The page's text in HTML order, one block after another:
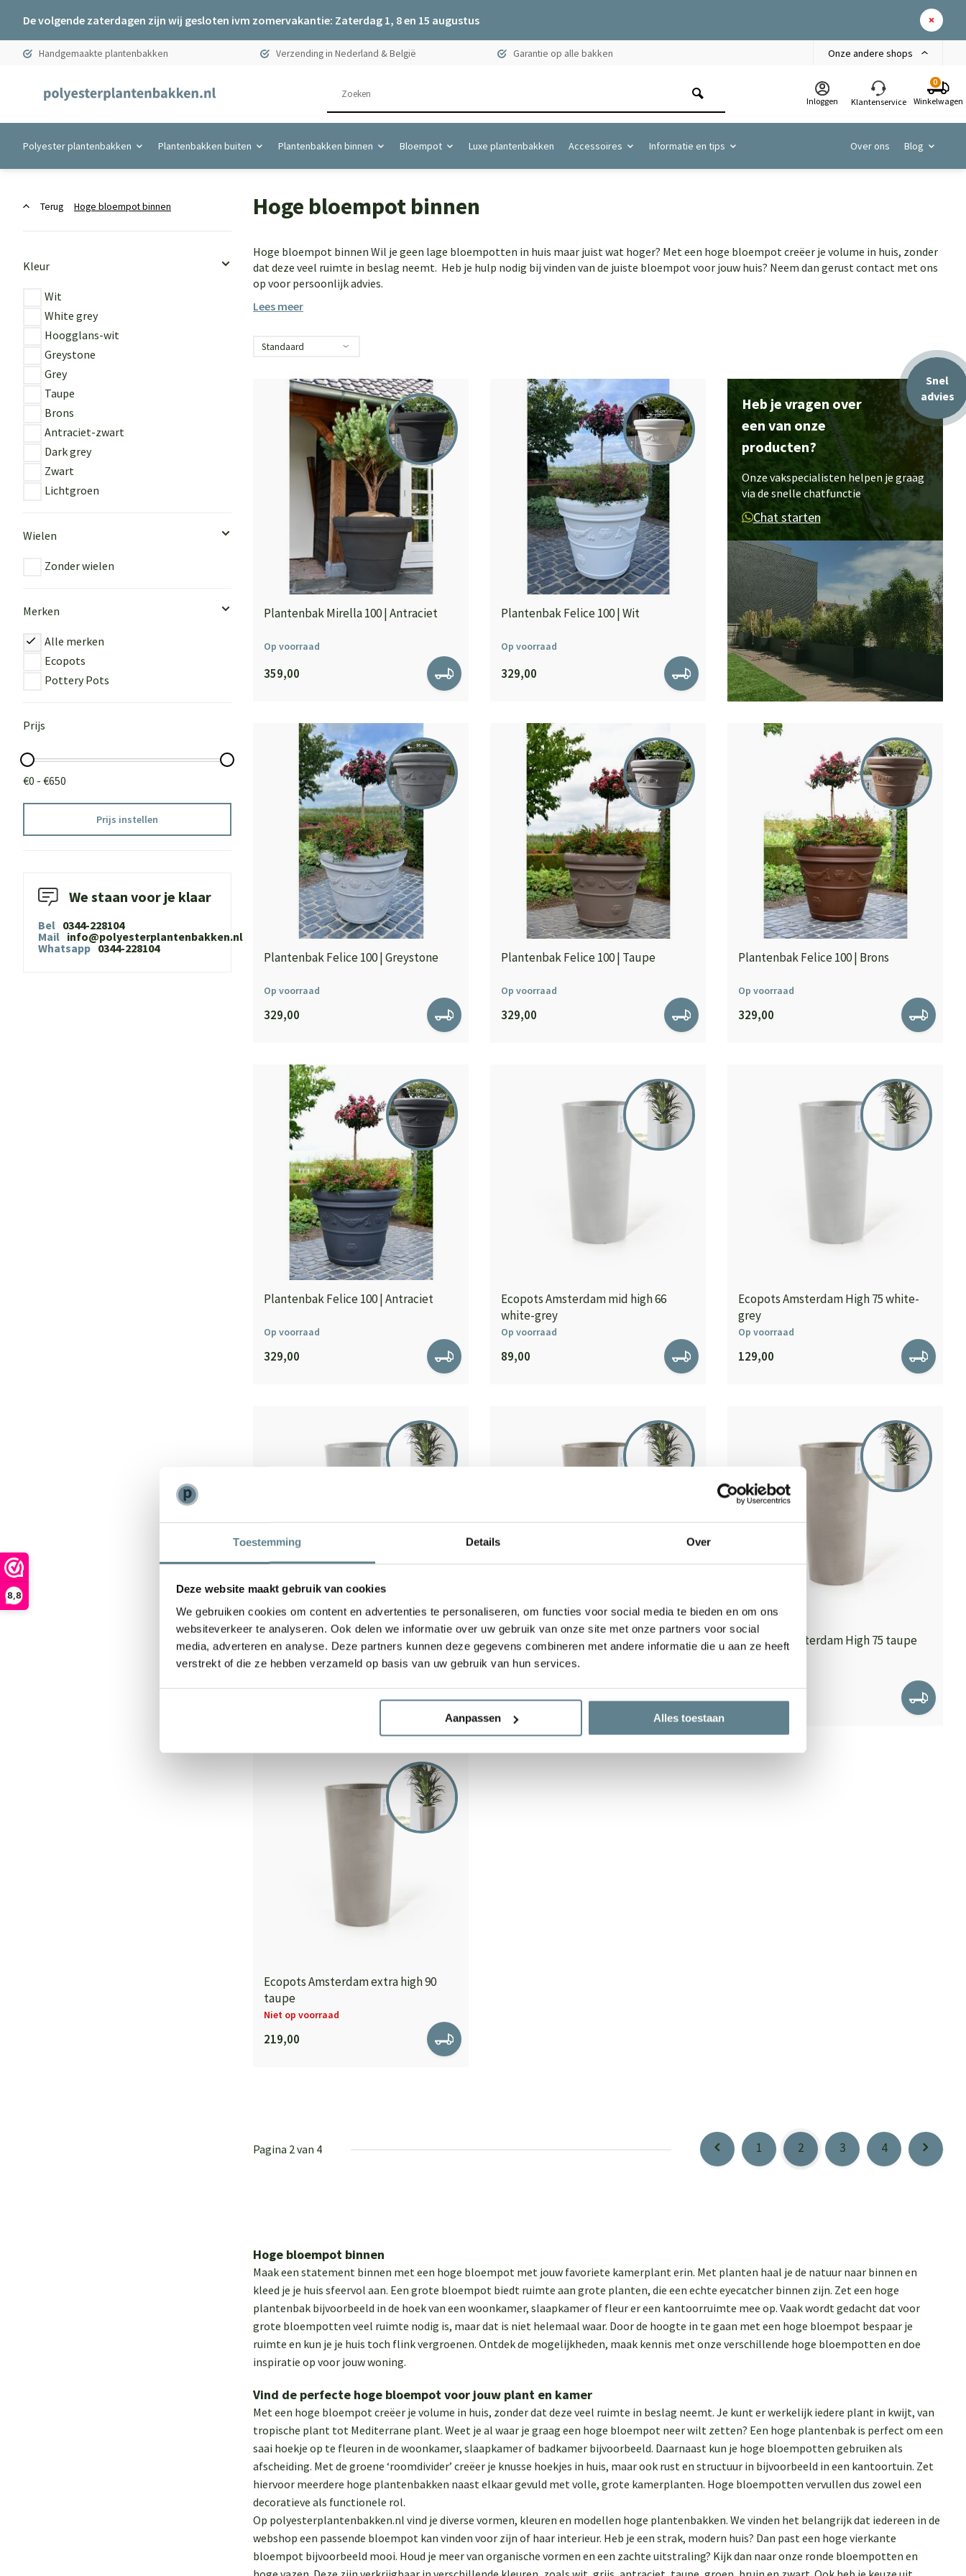
Toestemming Details Over
Deze website maakt gebruik van cookies
We gebruiken cookies om content en advertenties te personaliseren, om functies voor social media te bieden en om ons
websiteverkeer te analyseren. Ook delen we informatie over uw gebruik van onze site met onze partners voor social
media, adverteren en analyse. Deze partners kunnen deze gegevens combineren met andere informatie die u aan ze heeft
verstrekt of die ze hebben verzameld op basis van uw gebruik van hun services.
Aanpassen Alles toestaan
8,8
De volgende zaterdagen zijn wij gesloten ivm zomervakantie: Zaterdag 1, 8 en 15 augustus
Handgemaakte plantenbakken Verzending in Nederland & België Garantie op alle bakken Onze andere shops
Inloggen Klantenservice
0
Winkelwagen
Polyester plantenbakken Plantenbakken buiten Plantenbakken binnen Bloempot Luxe plantenbakken Accessoires Informatie en tips Over ons Blog
Terug Hoge bloempot binnen Hoge bloempot binnen
Kleur
Wit
White grey
Hoogglans-wit
Greystone
Grey
Taupe
Brons
Antraciet-zwart
Dark grey
Zwart
Lichtgroen
Wielen
Zonder wielen
Merken
Alle merken
Ecopots
Pottery Pots
Prijs
€0 - €650
Prijs instellen
We staan voor je klaar
Bel 0344-228104
Mail info@polyesterplantenbakken.nl
Whatsapp 0344-228104
Hoge bloempot binnen Wil je geen lage bloempotten in huis maar juist wat hoger? Met een hoge bloempot creëer je volume in huis, zonder
dat deze veel ruimte in beslag neemt. Heb je hulp nodig bij vinden van de juiste bloempot voor jouw huis? Neem dan gerust contact met ons
op voor persoonlijk advies.
Lees meer
Plantenbak Mirella 100 | Antraciet
Op voorraad
359,00
Plantenbak Felice 100 | Wit
Op voorraad
329,00
Snel
advies
Heb je vragen over
een van onze
producten?
Onze vakspecialisten helpen je graag
via de snelle chatfunctie
Chat starten
Plantenbak Felice 100 | Greystone
Op voorraad
329,00
Plantenbak Felice 100 | Taupe
Op voorraad
329,00
Plantenbak Felice 100 | Brons
Op voorraad
329,00
Plantenbak Felice 100 | Antraciet
Op voorraad
329,00
Ecopots Amsterdam mid high 66
white-grey
Op voorraad
89,00
Ecopots Amsterdam High 75 white-
grey
Op voorraad
129,00
Ecopots Amsterdam extra high 90
white-grey
Ecopots Amsterdam mid high 66
taupe
89,00
Ecopots Amsterdam High 75 taupe
129,00
Ecopots Amsterdam extra high 90
taupe
Niet op voorraad
219,00
Pagina 2 van 4 1 2 3 4
Hoge bloempot binnen
Maak een statement binnen met een hoge bloempot met jouw favoriete kamerplant erin. Met planten haal je de natuur naar binnen en
kleed je je huis sfeervol aan. Een grote bloempot biedt ruimte aan grote planten, die een echte eyecatcher binnen zijn. Zet een hoge
plantenbak bijvoorbeeld in de hoek van een woonkamer, slaapkamer of fleur er een kantoorruimte mee op. Vaak wordt gedacht dat voor
grote bloempotten veel ruimte nodig is, maar dat is niet helemaal waar. Door de hoogte in te gaan met een hoge bloempot bespaar je
ruimte en kun je je huis toch flink vergroenen. Ontdek de mogelijkheden, maak kennis met onze verschillende hoge bloempotten en doe
inspiratie op voor jouw woning.
Vind de perfecte hoge bloempot voor jouw plant en kamer
Met een hoge bloempot creëer je volume in huis, zonder dat deze veel ruimte in beslag neemt. Je kunt er werkelijk iedere plant in kwijt, van
tropische plant tot Mediterrane plant. Weet je al waar je graag een hoge bloempot neer wilt zetten? Een hoge plantenbak is perfect om een
saai hoekje op te fleuren in de woonkamer, slaapkamer of badkamer bijvoorbeeld. Daarnaast kun je hoge bloempotten gebruiken als
afscheiding. Met de groene ‘roomdivider’ creëer je knusse hoekjes in huis, maar ook rust en structuur in bijvoorbeeld in een kantoortuin. Zet
hiervoor meerdere hoge plantenbakken naast elkaar gevuld met volle, grote kamerplanten. Hoge bloempotten vervullen dus zowel een
decoratieve als functionele rol.
Op polyesterplantenbakken.nl vind je diverse vormen, kleuren en modellen hoge plantenbakken. We vinden het belangrijk dat iedereen in de
webshop een passende bloempot kan vinden voor zijn of haar interieur. Heb je een strak, modern huis? Dan past een hoge vierkante
bloempot bijvoorbeeld mooi. Houd je meer van organische vormen en een zachte uitstraling? Kijk dan naar onze ronde bloempotten en